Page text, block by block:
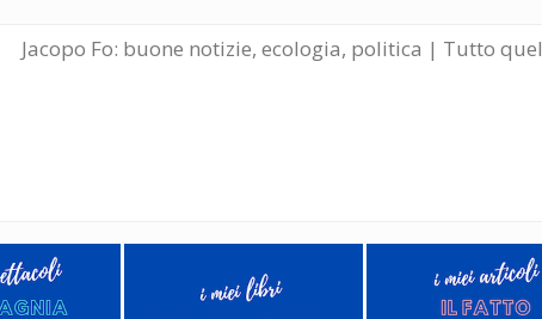
Jacopo Fo: buone notizie, ecologia, politica | Tutto